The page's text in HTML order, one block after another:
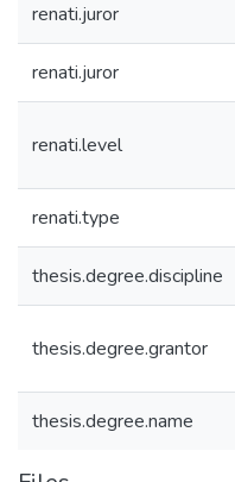
renati.juror
renati.juror
renati.level
renati.type
thesis.degree.discipline
thesis.degree.grantor
thesis.degree.name